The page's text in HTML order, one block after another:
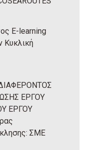
E-learning
Κυκλική
ΕΡΓΟΥ
ΕΡΓΟΥ
ΣΜΕ